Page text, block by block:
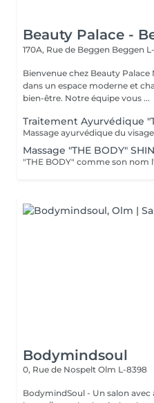
Beauty Palace -
170A, Rue de Beggen Beggen
Bienvenue chez Beauty Palace Notre institut vous accueille
dans un espace moderne et
bien-être. Notre équipe vous ...
Traitement Ayurvédique
Massage "THE BODY"
Bodymindsoul
0, Rue de Nospelt Olm L-8398
BodymindSoul - Un salon avec